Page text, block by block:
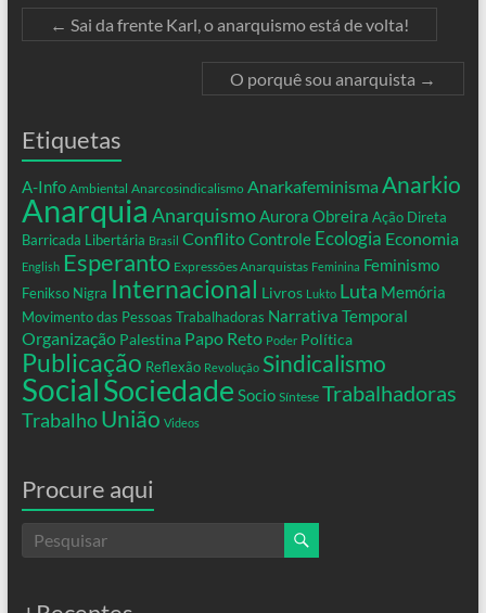
← Sai da frente Karl, o anarquismo está de volta!
O porquê sou anarquista →
Etiquetas
A-Info Ambiental Anarcosindicalismo Anarkafeminisma Anarkio
Anarquia AnarquismoAurora Obreira Ação Direta
Barricada Libertária Brasil ConflitoControle Ecologia Economia
English Esperanto Expressões Anarquistas Feminina Feminismo
Fenikso Nigra Internacional Livros Lukto Luta Memória
Movimento das Pessoas Trabalhadoras Narrativa Temporal
Organização Palestina Papo Reto Poder Política
Publicação Reflexão Revolução Sindicalismo
SocialSociedade Socio Síntese Trabalhadoras
Trabalho União Videos
Procure aqui